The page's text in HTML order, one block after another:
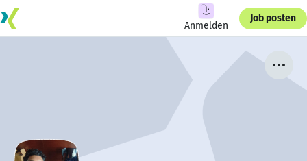
Anmelden
Job posten